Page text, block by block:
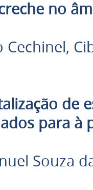
no
Cechinel,
de
para à
Souza